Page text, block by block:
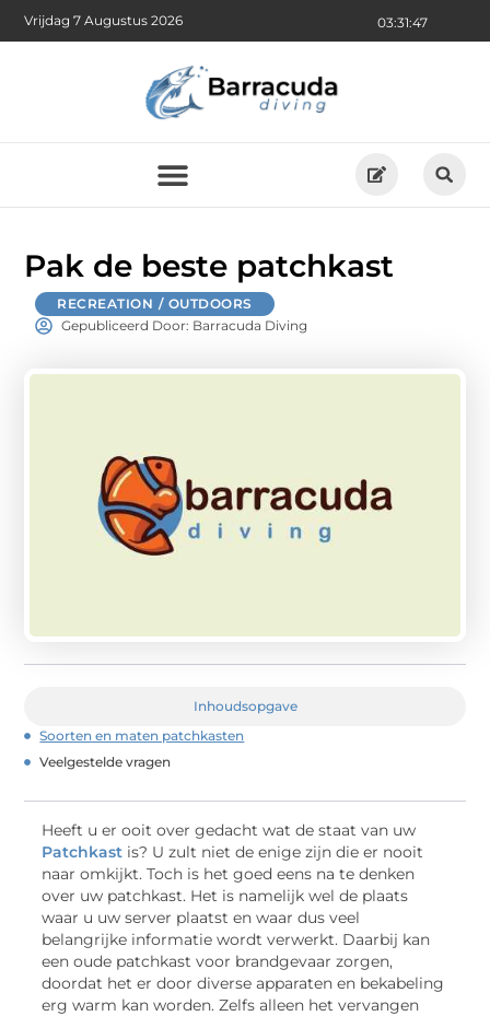
03:31:48
Vrijdag 7 Augustus 2026
Pak de beste patchkast
RECREATION / OUTDOORS
Gepubliceerd Door: Barracuda Diving
Inhoudsopgave
Soorten en maten patchkasten
Veelgestelde vragen
Heeft u er ooit over gedacht wat de staat van uw
Patchkast is? U zult niet de enige zijn die er nooit
naar omkijkt. Toch is het goed eens na te denken
over uw patchkast. Het is namelijk wel de plaats
waar u uw server plaatst en waar dus veel
belangrijke informatie wordt verwerkt. Daarbij kan
een oude patchkast voor brandgevaar zorgen,
doordat het er door diverse apparaten en bekabeling
erg warm kan worden. Zelfs alleen het vervangen